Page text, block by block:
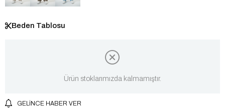
Beden Tablosu
Ürün stoklarımızda kalmamıştır.
GELINCE HABER VER